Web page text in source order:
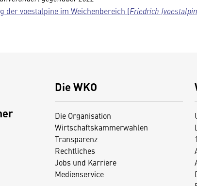
der voestalpine im Weichenbereich (Friedrich
Die WKO
Die Organisation
Wirtschaftskammerwahlen
Transparenz
Rechtliches
Jobs und Karriere
Medienservice